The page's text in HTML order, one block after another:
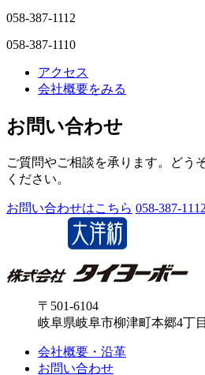
058-387-1112
058-387-1110
アクセス
会社概要をみる
お問い合わせ
ご質問やご相談を承ります。どう
ください。
お問い合わせはこちら 058-387-1112
〒501-6104
岐阜県岐阜市柳津町本郷4丁
会社概要・沿革
お問い合わせ